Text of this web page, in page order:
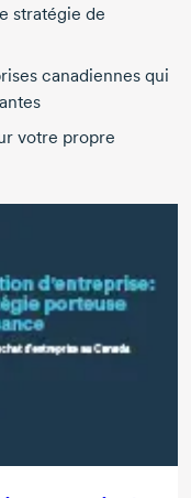
stratégie de
canadiennes qui
votre propre